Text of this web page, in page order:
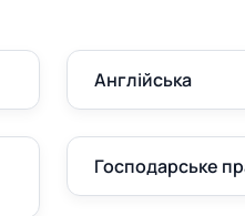
Англійська
Господарське